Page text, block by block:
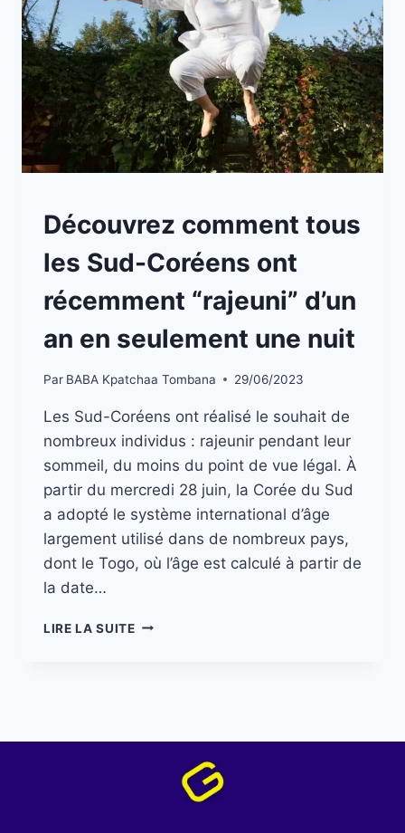
A
LA
Découvrez comment tous
les Sud-Coréens ont
récemment “rajeuni” d’un
an en seulement une nuit
Par BABA Kpatchaa Tombana 29/06/2023
Les Sud-Coréens ont réalisé le souhait de
nombreux individus : rajeunir pendant leur
sommeil, du moins du point de vue légal. À
partir du mercredi 28 juin, la Corée du Sud
a adopté le système international d’âge
largement utilisé dans de nombreux pays,
dont le Togo, où l’âge est calculé à partir de
la date…
LIRE LA SUITE